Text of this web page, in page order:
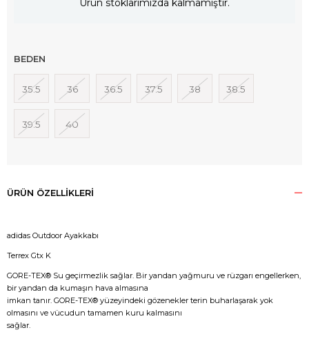
Ürün stoklarımızda kalmamıştır.
BEDEN
35.5 36 36.5 37.5 38 38.5
39.5 40
ÜRÜN ÖZELLIKLERI
adidas Outdoor Ayakkabı
Terrex Gtx K
GORE-TEX® Su geçirmezlik sağlar. Bir yandan yağmuru ve rüzgarı engellerken,
bir yandan da kumaşın hava almasına
imkan tanır. GORE-TEX® yüzeyindeki gözenekler terin buharlaşarak yok
olmasını ve vücudun tamamen kuru kalmasını
sağlar.